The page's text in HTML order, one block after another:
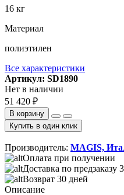
16 кг
Материал
полиэтилен
Все характеристики
Артикул: SD1890
Нет в наличии
51 420 ₽
В корзину
Купить в один клик
Производитель: MAGIS,
Оплата при получении
Доставка по предзаказу
Возврат 30 дней
Описание